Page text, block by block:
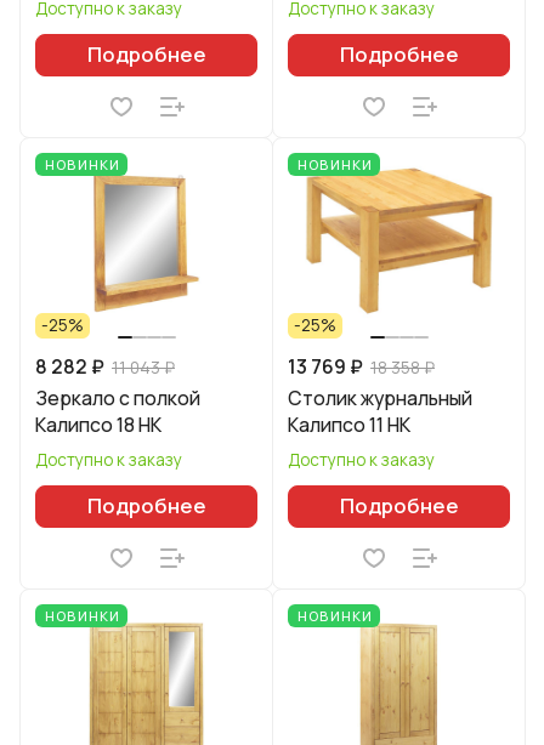
Доступно к заказу
Подробнее
Доступно к заказу
Подробнее
НОВИНКИ
-25%
8 282 ₽ 11 043 ₽
Зеркало с полкой
Калипсо 18 НК
Доступно к заказу
Подробнее
НОВИНКИ
-25%
13 769 ₽ 18 358 ₽
Столик журнальный
Калипсо 11 НК
Доступно к заказу
Подробнее
НОВИНКИ НОВИНКИ